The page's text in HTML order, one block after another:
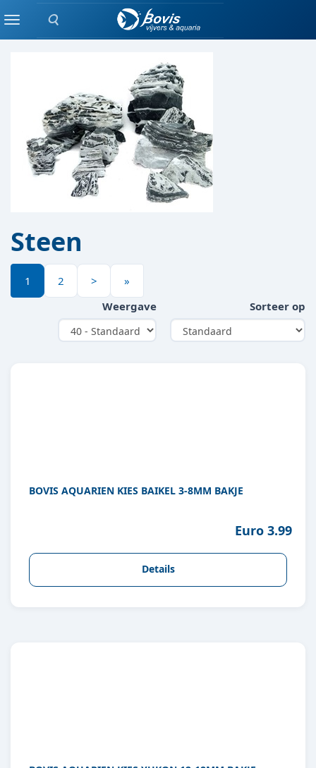
Zoeken
MenuDECORATIE
Steen
1 2 >
»
Weergave
Sorteer op
BOVIS AQUARIEN KIES BAIKEL 3-8MM BAKJE
Euro 3.99
Details